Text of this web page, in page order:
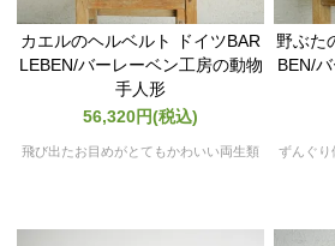
カエルのヘルベルト ドイツBAR
LEBEN/バーレーベン工房の動物
手人形
56,320円(税込)
飛び出たお目めがとてもかわいい両生類
野ぶた
BEN/
ずんぐり